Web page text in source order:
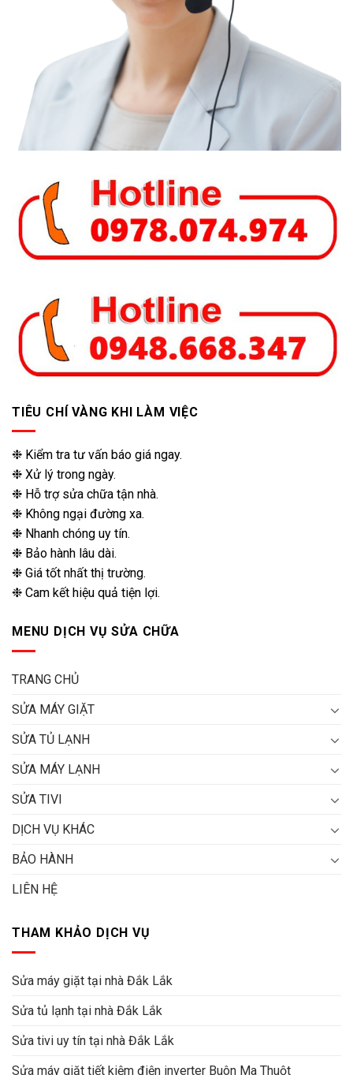
TIÊU CHÍ VÀNG KHI LÀM VIỆC
❉ Kiểm tra tư vấn báo giá ngay.
❉ Xử lý trong ngày.
❉ Hỗ trợ sửa chữa tận nhà.
❉ Không ngại đường xa.
❉ Nhanh chóng uy tín.
❉ Bảo hành lâu dài.
❉ Giá tốt nhất thị trường.
❉ Cam kết hiệu quả tiện lợi.
MENU DỊCH VỤ SỬA CHỮA
TRANG CHỦ
SỬA MÁY GIẶT
SỬA TỦ LẠNH
SỬA MÁY LẠNH
SỬA TIVI
DỊCH VỤ KHÁC
BẢO HÀNH
LIÊN HỆ
THAM KHẢO DỊCH VỤ
Sửa máy giặt tại nhà Đắk Lắk
Sửa tủ lạnh tại nhà Đắk Lắk
Sửa tivi uy tín tại nhà Đắk Lắk
Sửa máy giặt tiết kiệm điện inverter Buôn Ma Thuột